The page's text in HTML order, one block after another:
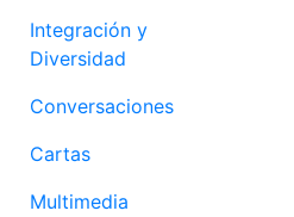
Integración y
Diversidad
Conversaciones
Cartas
Multimedia